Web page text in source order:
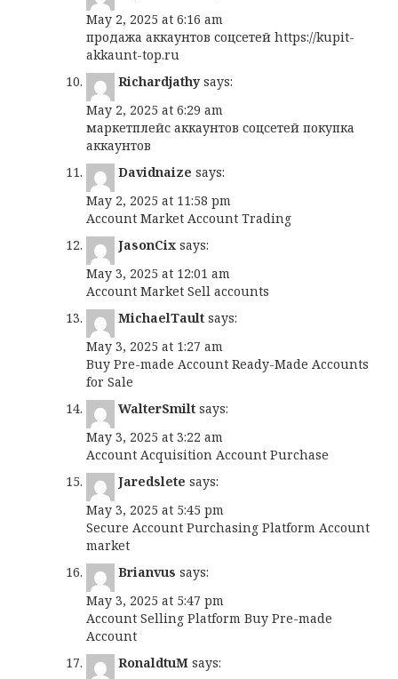
May 2, 2025 at 6:16 am
продажа аккаунтов соцсетей https://kupit-
akkaunt-top.ru
Richardjathy says:
May 2, 2025 at 6:29 am
маркетплейс аккаунтов соцсетей покупка
аккаунтов
Davidnaize says:
May 2, 2025 at 11:58 pm
Account Market Account Trading
JasonCix says:
May 3, 2025 at 12:01 am
Account Market Sell accounts
MichaelTault says:
May 3, 2025 at 1:27 am
Buy Pre-made Account Ready-Made Accounts
for Sale
WalterSmilt says:
May 3, 2025 at 3:22 am
Account Acquisition Account Purchase
Jaredslete says:
May 3, 2025 at 5:45 pm
Secure Account Purchasing Platform Account
market
Brianvus says:
May 3, 2025 at 5:47 pm
Account Selling Platform Buy Pre-made
Account
RonaldtuM says: